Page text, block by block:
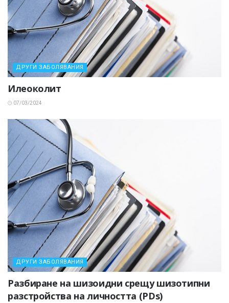
ДРУГИ ЗАБОЛЯВАНИЯ
Илеоколит
07/03/2024
ДРУГИ ЗАБОЛЯВАНИЯ
Разбиране на шизоидни срещу шизотипни
разстройства на личността (PDs)